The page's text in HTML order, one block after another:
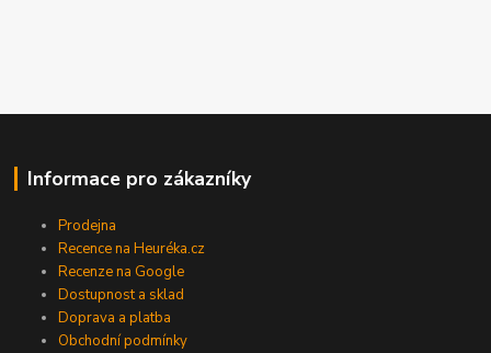
Informace pro zákazníky
Prodejna
Recence na Heuréka.cz
Recenze na Google
Dostupnost a sklad
Doprava a platba
Obchodní podmínky